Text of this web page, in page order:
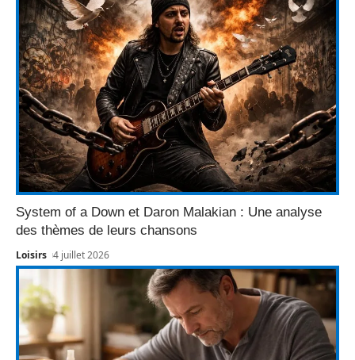
System of a Down et Daron Malakian : Une analyse
des thèmes de leurs chansons
Loisirs 4 juillet 2026